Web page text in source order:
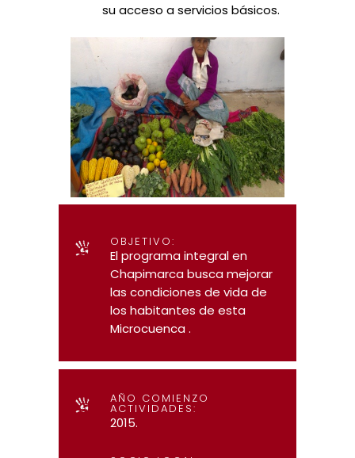
su acceso a servicios básicos.
OBJETIVO:
El programa integral en
Chapimarca busca mejorar
las condiciones de vida de
los habitantes de esta
Microcuenca .
AÑO COMIENZO
ACTIVIDADES:
2015.